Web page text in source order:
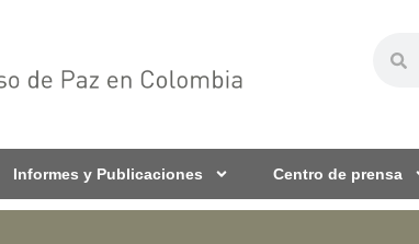
Informes y Publicaciones Centro de prensa